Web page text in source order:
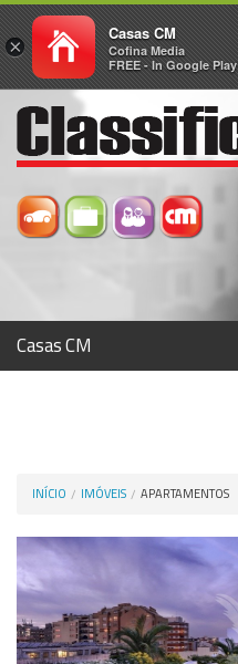
Casas CM
INÍCIO IMÓVEIS APARTAMENTOS
×
Casas CM
Cofina Media
FREE - In Google Play